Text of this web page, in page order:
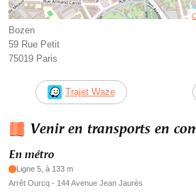
Bozen
59 Rue Petit
75019 Paris
Trajet Waze
Venir en transports en
En métro
Ligne 5, à 133 m
Arrêt Ourcq - 144 Avenue Jean Jaurès